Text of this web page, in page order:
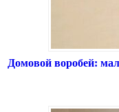
Домовой воробей: